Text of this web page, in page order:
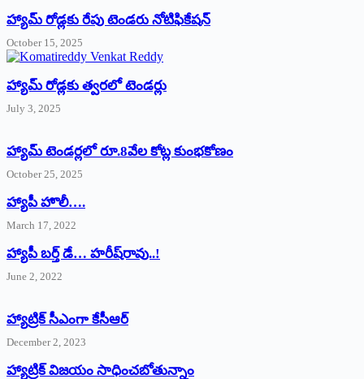
హ్యామ్‌ రోడ్లకు రేపు టెండరు నోటిఫికేషన్‌
October 15, 2025
హ్యామ్‌ రోడ్లకు త్వరలో టెండర్లు
July 3, 2025
హ్యామ్‌ ‌టెండర్లలో రూ.8వేల కోట్ల కుంభకోణం
October 25, 2025
హ్యాపీ హొలీ….
March 17, 2022
హ్యాపీ బర్త్ ‌డే… హరీష్‌రావు..!
June 2, 2022
హ్యాట్రిక్‌ ‌సీఎంగా కేసీఆర్‌
December 2, 2023
హ్యాట్రిక్‌ విజయం సాధించబోతున్నాం